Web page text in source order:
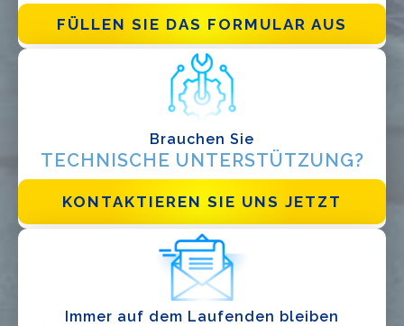
FÜLLEN SIE DAS FORMULAR AUS
Brauchen Sie
TECHNISCHE UNTERSTÜTZUNG?
KONTAKTIEREN SIE UNS JETZT
Immer auf dem Laufenden bleiben
Andere